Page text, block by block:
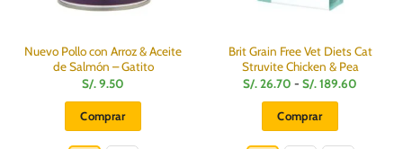
página
producto
Nuevo Pollo con Arroz & Aceite
de Salmón – Gatito
S/.9.50
Comprar
Brit Grain Free Vet Diets Cat
Struvite Chicken & Pea
S/.26.70 - S/.189.60
Comprar